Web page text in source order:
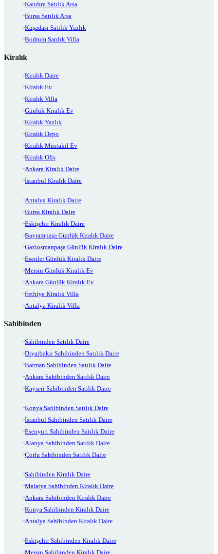
Kandıra Satılık Arsa
Bursa Satılık Arsa
Kuşadası Satılık Yazlık
Bodrum Satılık Villa
Kiralık
Kiralık Daire
Kiralık Ev
Kiralık Villa
Günlük Kiralık Ev
Kiralık Yazlık
Kiralık Depo
Kiralık Müstakil Ev
Kiralık Ofis
Ankara Kiralık Daire
İstanbul Kiralık Daire
Antalya Kiralık Daire
Bursa Kiralık Daire
Eskişehir Kiralık Daire
Bayrampaşa Günlük Kiralık Daire
Gaziosmanpaşa Günlük Kiralık Daire
Esenler Günlük Kiralık Daire
Mersin Günlük Kiralık Ev
Ankara Günlük Kiralık Ev
Fethiye Kiralık Villa
Antalya Kiralık Villa
Sahibinden
Sahibinden Satılık Daire
Diyarbakır Sahibinden Satılık Daire
Batman Sahibinden Satılık Daire
Ankara Sahibinden Satılık Daire
Kayseri Sahibinden Satılık Daire
Konya Sahibinden Satılık Daire
İstanbul Sahibinden Satılık Daire
Esenyurt Sahibinden Satılık Daire
Alanya Sahibinden Satılık Daire
Çorlu Sahibinden Satılık Daire
Sahibinden Kiralık Daire
Malatya Sahibinden Kiralık Daire
Ankara Sahibinden Kiralık Daire
Konya Sahibinden Kiralık Daire
Antalya Sahibinden Kiralık Daire
Eskişehir Sahibinden Kiralık Daire
Mersin Sahibinden Kiralık Daire